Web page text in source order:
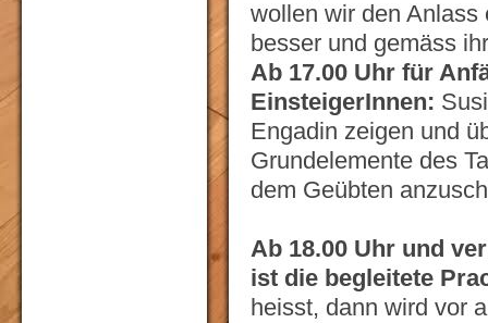
wollen wir den Anlass
besser und gemäss
Ab 17.00 Uhr für
EinsteigerInnen:
Engadin zeigen und
Grundelemente des
dem Geübten
Ab 18.00 Uhr und
ist die begleitete
heisst, dann wird vor